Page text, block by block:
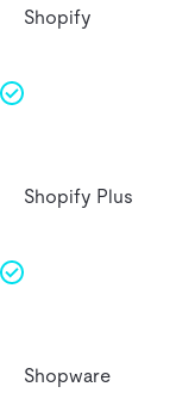
Shopify
Shopify Plus
Shopware